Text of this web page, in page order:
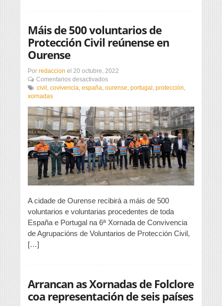
Máis de 500 voluntarios de
Protección Civil reúnense en
Ourense
Por redaccion el 20 octubre, 2022
Comentarios desactivadosen
Máis
voluntarios
de
Protección
Civil
reúnense
en
Ourense
civil , covivencia, españa, ourense, portugal , protección,
xornadas
A cidade de Ourense recibirá a máis de 500
voluntarios e voluntarias procedentes de toda
España e Portugal na 6ª Xornada de Convivencia
de Agrupacións de Voluntarios de Protección Civil,
[…]
Arrancan as Xornadas de Folclore
coa representación de seis países